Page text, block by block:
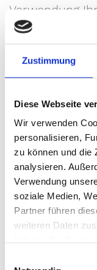
Zustimmung
Diese Webseite
Wir verwenden
personalisieren,
zu können und die
analysieren.
Verwendung
soziale Medien,
Partner führen
weiteren Daten
Verwendung
Hier können
als PDF zum
Zweck ihrer
Sie haben
Internet mit
a) Besuch